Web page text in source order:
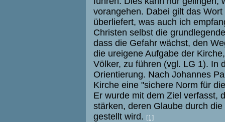
vorangehen. Dabei gilt das
überliefert, was auch ich
Christen selbst die
dass die Gefahr wächst, den
die ureigene Aufgabe der
Völker, zu führen (vgl. LG 1). In
Orientierung. Nach Johannes
Kirche eine "sichere Norm für
Er wurde mit dem Ziel verfasst,
stärken, deren Glaube durch
gestellt wird. [1]